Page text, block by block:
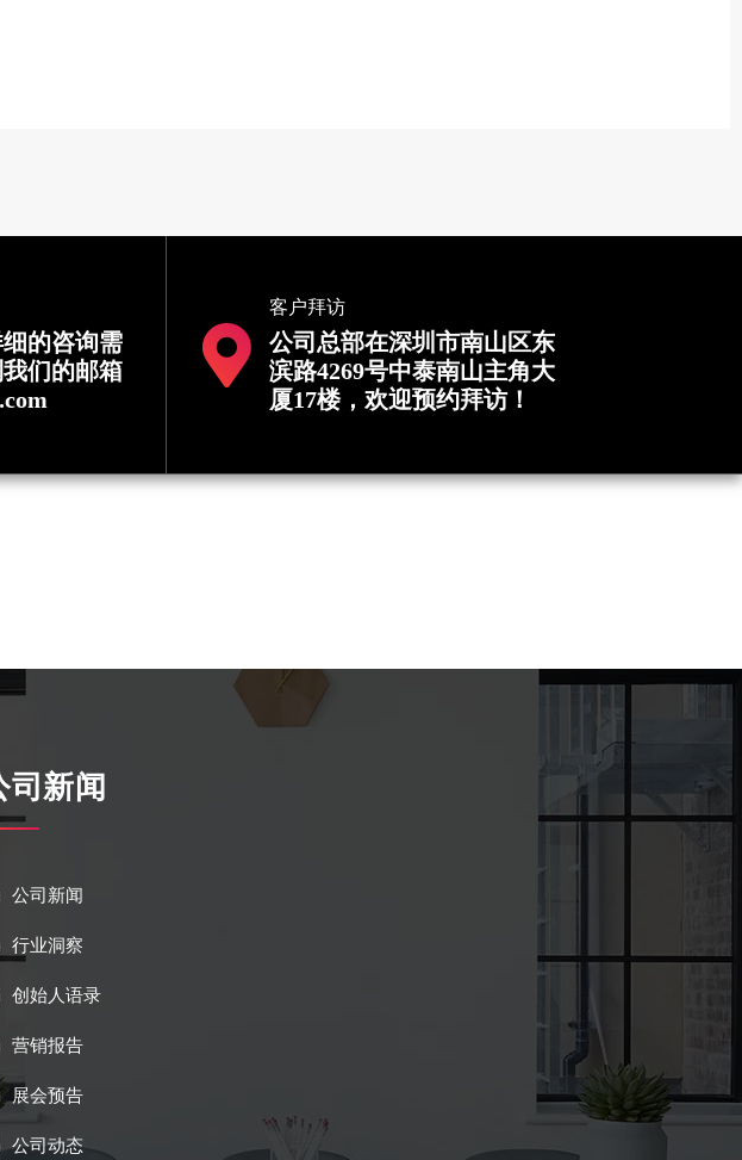
的咨询需
们的邮箱
客户拜访
公司总部在深圳市南山区东
滨路4269号中泰南山主角大
厦17楼，欢迎预约拜访！
司新闻
公司新闻
行业洞察
创始人语录
营销报告
展会预告
公司动态